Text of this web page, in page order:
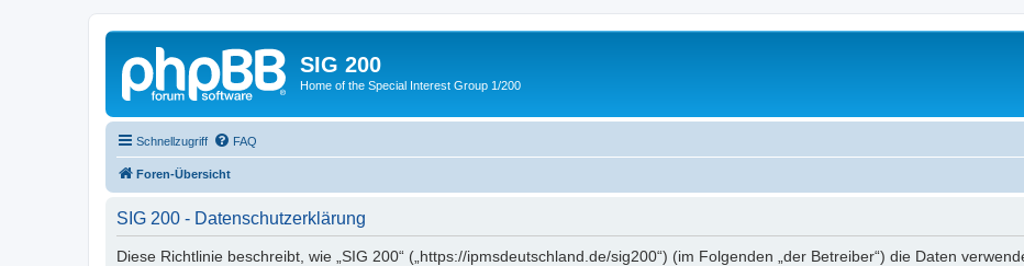
SIG 200
Home of the Special Interest Group 1/200
Schnellzugriff FAQ
Foren-Übersicht
SIG 200 - Datenschutzerklärung
Diese Richtlinie beschreibt, wie „SIG 200“ („https://ipmsdeutschland.de/sig200“) (im Folgenden „der Betreiber“) die Daten